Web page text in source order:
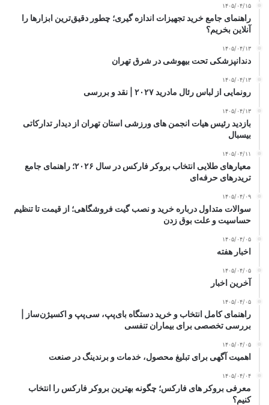
۱۴۰۵/۰۴/۱۵
راهنمای جامع خرید تجهیزات اندازه گیری؛ چطور دقیق‌ترین ابزارها را
آنلاین بخریم؟
۱۴۰۵/۰۴/۱۳
دندانپزشکی تحت بیهوشی در شرق تهران
۱۴۰۵/۰۴/۱۳
رونمایی از لباس رئال مادرید ۲۰۲۷ | نقد و بررسی
۱۴۰۵/۰۴/۱۳
بازدید رئیس هیات انجمن های ورزشی استان تهران از دیدار تدارکاتی
بیسبال
۱۴۰۵/۰۴/۱۱
معیارهای طلایی انتخاب بروکر فارکس در سال ۲۰۲۶؛ راهنمای جامع
تریدرهای حرفه‌ای
۱۴۰۵/۰۴/۰۹
سوالات متداول درباره خرید و نصب گیت فروشگاهی؛ از قیمت تا تنظیم
حساسیت و علت بوق زدن
۱۴۰۵/۰۴/۰۵
اخبار هفته
۱۴۰۵/۰۴/۰۵
آخرین اخبار
۱۴۰۵/۰۴/۰۵
راهنمای کامل انتخاب و خرید دستگاه بای‌پپ، سی‌پپ و اکسیژن‌ساز |
بررسی تخصصی برای بیماران تنفسی
۱۴۰۵/۰۴/۰۵
اهمیت آگهی برای تبلیغ محصول، خدمات و برندینگ در صنعت
۱۴۰۵/۰۴/۰۴
معرفی بروکر های فارکس؛ چگونه بهترین بروکر فارکس را انتخاب
کنیم؟